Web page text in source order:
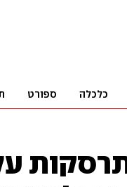
כלכלה ספורט